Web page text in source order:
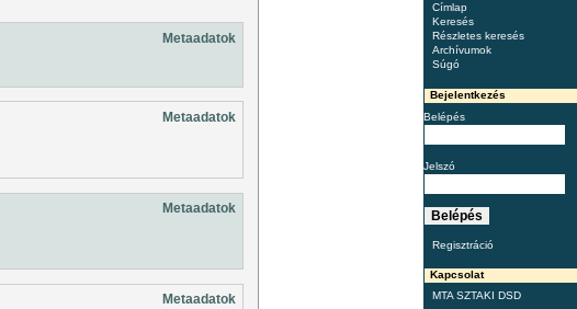
Címlap
Keresés
Részletes keresés
Archívumok
Súgó
Bejelentkezés
Belépés
Jelszó
Regisztráció
Kapcsolat
MTA SZTAKI DSD
Metaadatok
Metaadatok
Metaadatok
Metaadatok